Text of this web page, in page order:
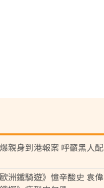
親身到港報案 呼籲黑人配
洲鐵騎遊》憶辛酸史 袁偉